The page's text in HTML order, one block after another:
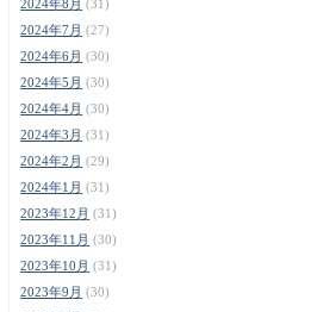
2024年8月 (31)
2024年7月 (27)
2024年6月 (30)
2024年5月 (30)
2024年4月 (30)
2024年3月 (31)
2024年2月 (29)
2024年1月 (31)
2023年12月 (31)
2023年11月 (30)
2023年10月 (31)
2023年9月 (30)